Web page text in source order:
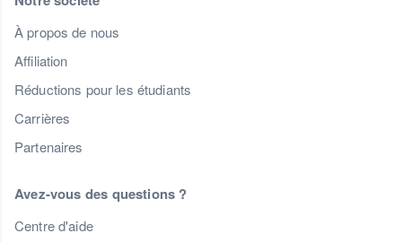
À propos de nous
Affiliation
Réductions pour les étudiants
Carrières
Partenaires
Avez-vous des questions ?
Centre d'aide